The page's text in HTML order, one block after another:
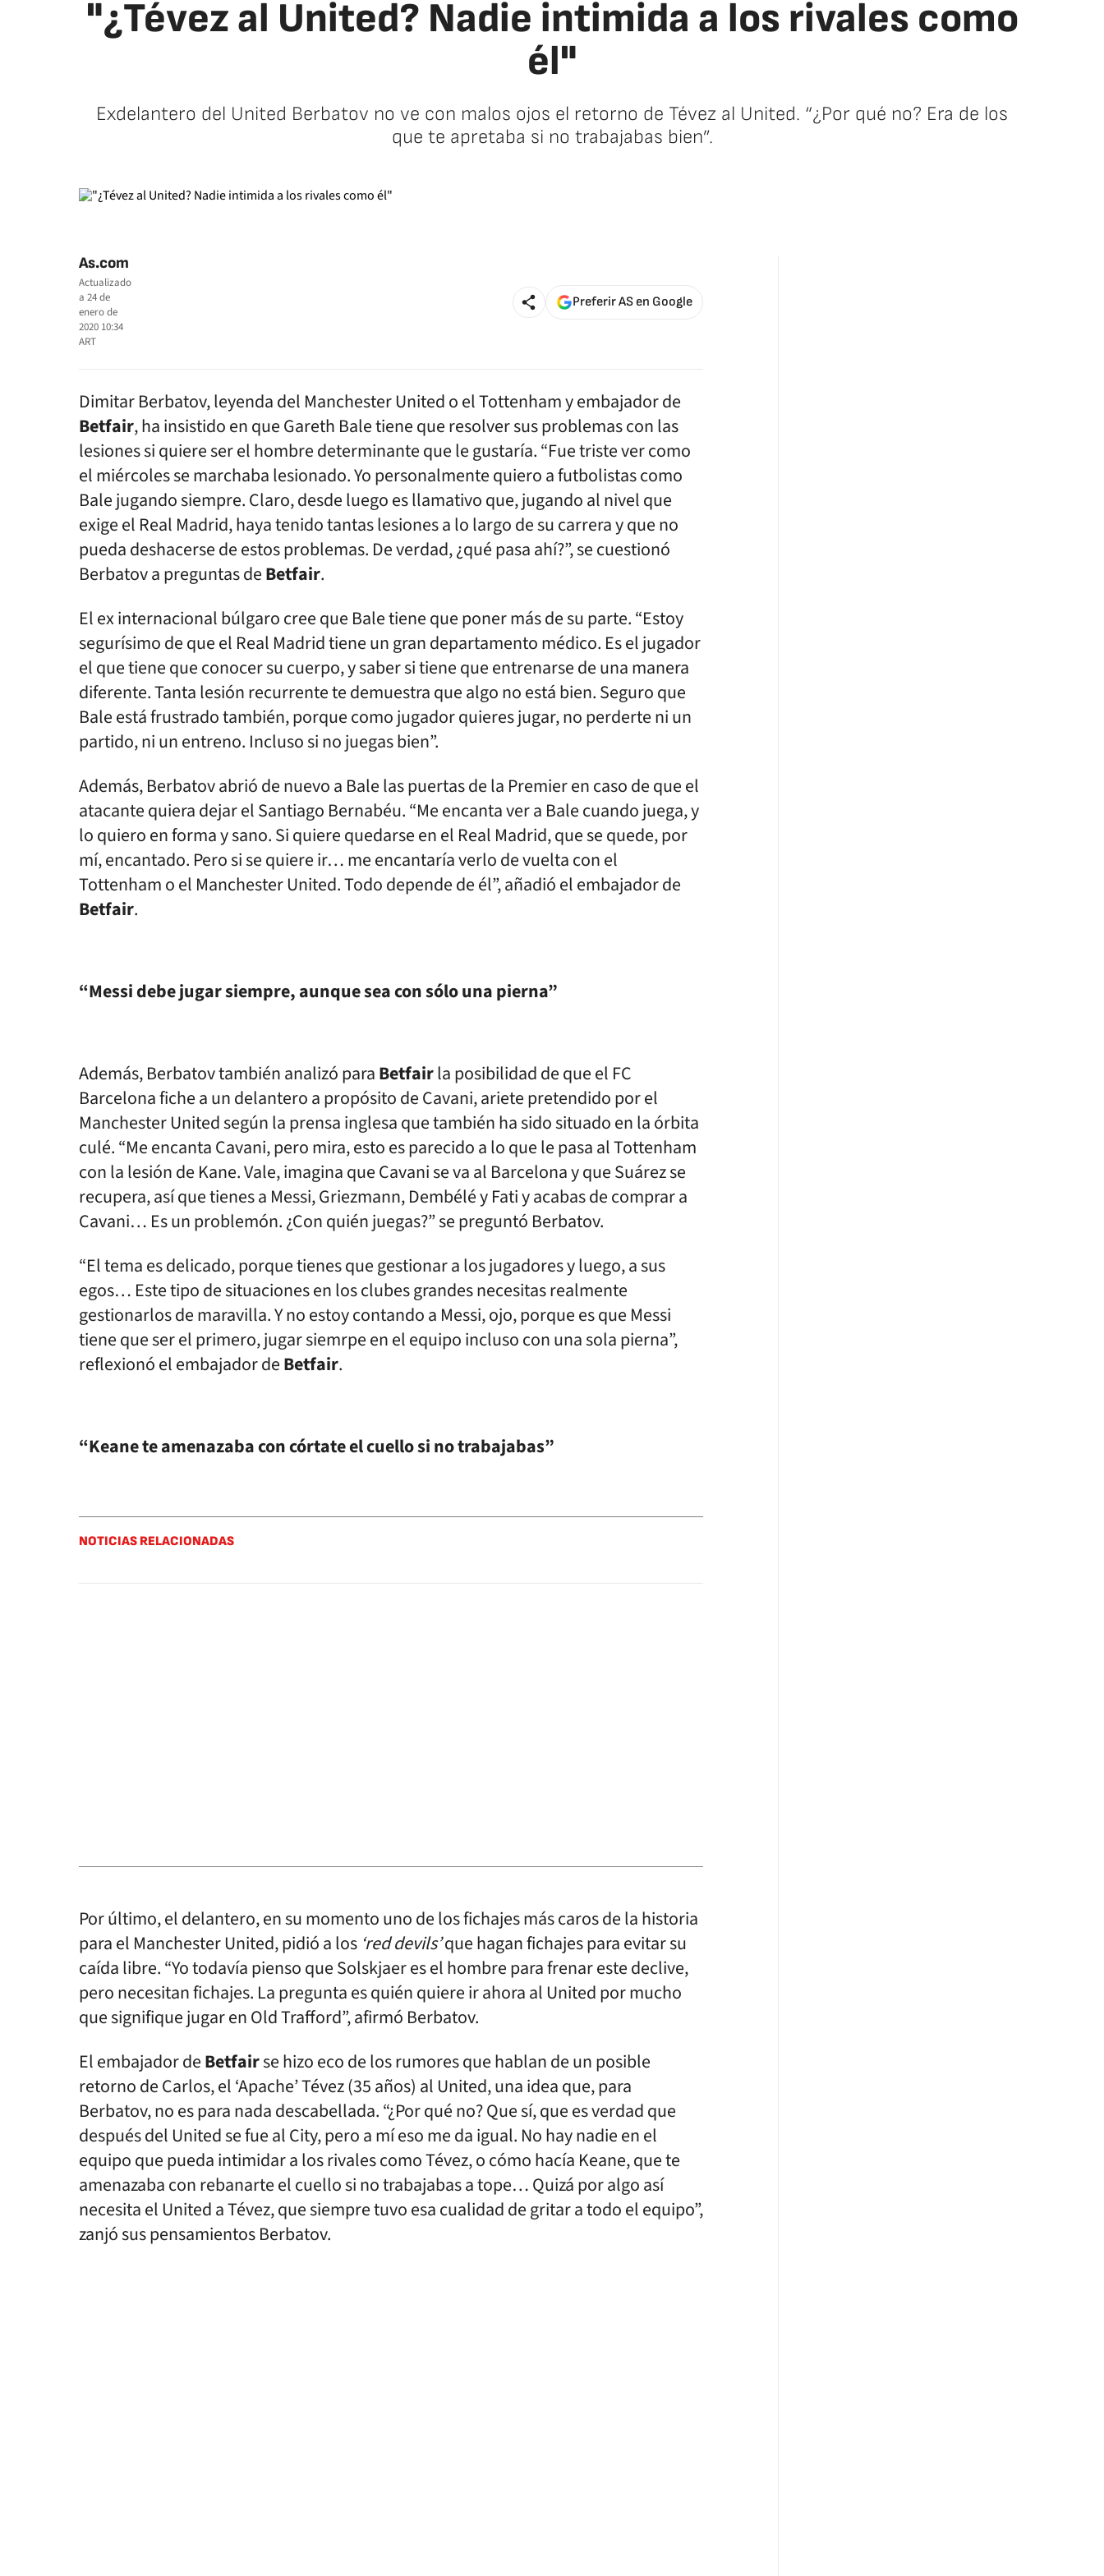
"¿Tévez al United? Nadie intimida a los rivales como
él"
Exdelantero del United Berbatov no ve con malos ojos el retorno de Tévez al United. “¿Por qué no? Era de los
que te apretaba si no trabajabas bien”.
As.com
Actualizado
a 24 de
enero de
2020 10:34
ART
Preferir AS en Google
Dimitar Berbatov, leyenda del Manchester United o el Tottenham y embajador de
Betfair, ha insistido en que Gareth Bale tiene que resolver sus problemas con las
lesiones si quiere ser el hombre determinante que le gustaría. “Fue triste ver como
el miércoles se marchaba lesionado. Yo personalmente quiero a futbolistas como
Bale jugando siempre. Claro, desde luego es llamativo que, jugando al nivel que
exige el Real Madrid, haya tenido tantas lesiones a lo largo de su carrera y que no
pueda deshacerse de estos problemas. De verdad, ¿qué pasa ahí?”, se cuestionó
Berbatov a preguntas deBetfair.
El ex internacional búlgaro cree que Bale tiene que poner más de su parte. “Estoy
segurísimo de que el Real Madrid tiene un gran departamento médico. Es el jugador
el que tiene que conocer su cuerpo, y saber si tiene que entrenarse de una manera
diferente. Tanta lesión recurrente te demuestra que algo no está bien. Seguro que
Bale está frustrado también, porque como jugador quieres jugar, no perderte ni un
partido, ni un entreno. Incluso si no juegas bien”.
Además, Berbatov abrió de nuevo a Bale las puertas de la Premier en caso de que el
atacante quiera dejar el Santiago Bernabéu. “Me encanta ver a Bale cuando juega, y
lo quiero en forma y sano. Si quiere quedarse en el Real Madrid, que se quede, por
mí, encantado. Pero si se quiere ir… me encantaría verlo de vuelta con el
Tottenham o el Manchester United. Todo depende de él”, añadió el embajador de
Betfair.
“Messi debe jugar siempre, aunque sea con sólo una pierna”
Además, Berbatov también analizó paraBetfairla posibilidad de que el FC
Barcelona fiche a un delantero a propósito de Cavani, ariete pretendido por el
Manchester United según la prensa inglesa que también ha sido situado en la órbita
culé. “Me encanta Cavani, pero mira, esto es parecido a lo que le pasa al Tottenham
con la lesión de Kane. Vale, imagina que Cavani se va al Barcelona y que Suárez se
recupera, así que tienes a Messi, Griezmann, Dembélé y Fati y acabas de comprar a
Cavani… Es un problemón. ¿Con quién juegas?” se preguntó Berbatov.
“El tema es delicado, porque tienes que gestionar a los jugadores y luego, a sus
egos… Este tipo de situaciones en los clubes grandes necesitas realmente
gestionarlos de maravilla. Y no estoy contando a Messi, ojo, porque es que Messi
tiene que ser el primero, jugar siemrpe en el equipo incluso con una sola pierna”,
reflexionó el embajador deBetfair.
“Keane te amenazaba con córtate el cuello si no trabajabas”
NOTICIAS RELACIONADAS
Por último, el delantero, en su momento uno de los fichajes más caros de la historia
para el Manchester United, pidió a los ‘red devils’que hagan fichajes para evitar su
caída libre. “Yo todavía pienso que Solskjaer es el hombre para frenar este declive,
pero necesitan fichajes. La pregunta es quién quiere ir ahora al United por mucho
que signifique jugar en Old Trafford”, afirmó Berbatov.
El embajador deBetfairse hizo eco de los rumores que hablan de un posible
retorno de Carlos, el ‘Apache’ Tévez (35 años) al United, una idea que, para
Berbatov, no es para nada descabellada. “¿Por qué no? Que sí, que es verdad que
después del United se fue al City, pero a mí eso me da igual. No hay nadie en el
equipo que pueda intimidar a los rivales como Tévez, o cómo hacía Keane, que te
amenazaba con rebanarte el cuello si no trabajabas a tope… Quizá por algo así
necesita el United a Tévez, que siempre tuvo esa cualidad de gritar a todo el equipo”,
zanjó sus pensamientos Berbatov.